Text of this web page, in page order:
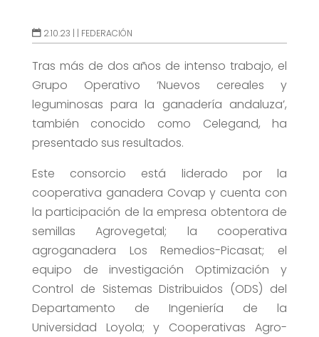
2.10.23 | | FEDERACIÓN
Tras más de dos años de intenso trabajo, el
Grupo Operativo ‘Nuevos cereales y
leguminosas para la ganadería andaluza’,
también conocido como Celegand, ha
presentado sus resultados.
Este consorcio está liderado por la
cooperativa ganadera Covap y cuenta con
la participación de la empresa obtentora de
semillas Agrovegetal; la cooperativa
agroganadera Los Remedios-Picasat; el
equipo de investigación Optimización y
Control de Sistemas Distribuidos (ODS) del
Departamento de Ingeniería de la
Universidad Loyola; y Cooperativas Agro-